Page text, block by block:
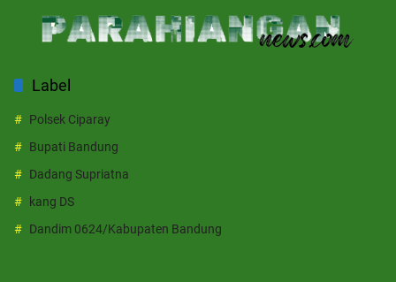
Label
Polsek Ciparay
Bupati Bandung
Dadang Supriatna
kang DS
Dandim 0624/Kabupaten Bandung